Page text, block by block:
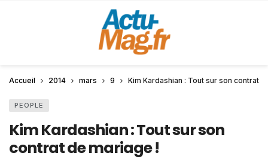
Accueil 2014 mars 9 Kim Kardashian : Tout sur son contrat
PEOPLE
Kim Kardashian : Tout sur son
contrat de mariage !